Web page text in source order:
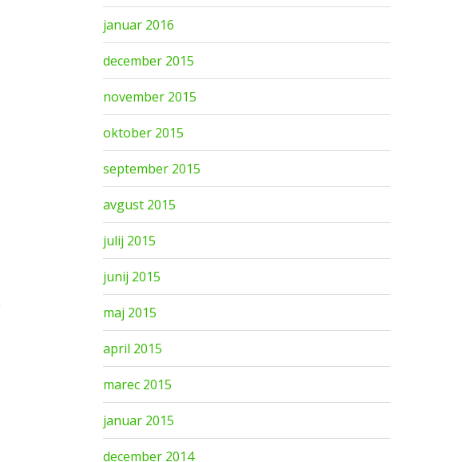
januar 2016
december 2015
november 2015
oktober 2015
september 2015
avgust 2015
julij 2015
junij 2015
maj 2015
april 2015
marec 2015
januar 2015
december 2014